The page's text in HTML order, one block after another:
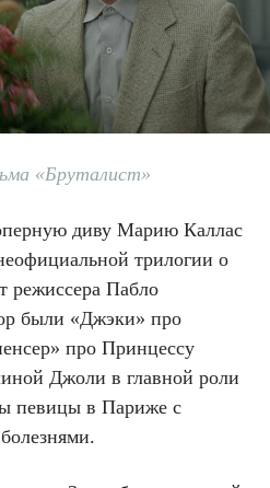
«Бруталист»
диву Марию Каллас
трилогии о
режиссера Пабло
были «Джэки» про
про Принцессу
Джоли в главной роли
певицы в Париже с